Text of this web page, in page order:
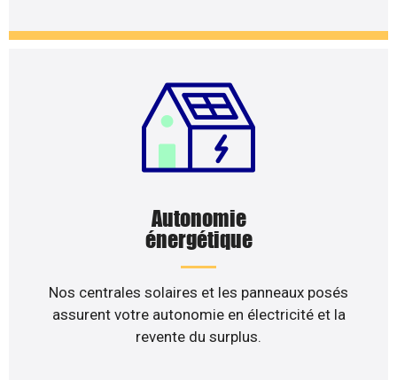
Autonomie
énergétique
Nos centrales solaires et les panneaux posés
assurent votre autonomie en électricité et la
revente du surplus.